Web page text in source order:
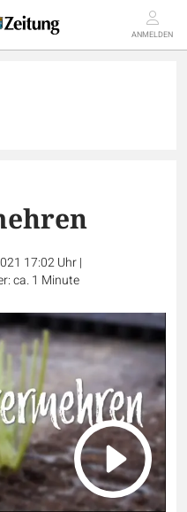
ANMELDEN
17:02 Uhr|
ca. 1 Minute